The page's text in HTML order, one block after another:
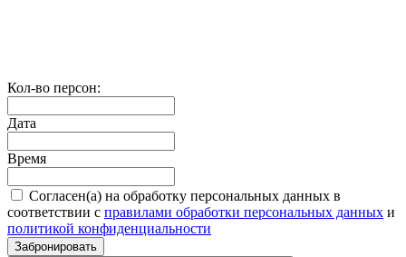
Кол-во персон:
Дата
Время
Согласен(а) на обработку персональных данных в
соответствии с правилами обработки персональных данных и
политикой конфиденциальности
Забронировать